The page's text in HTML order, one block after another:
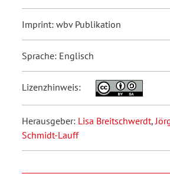
Imprint: wbv Publikation
Sprache: Englisch
Lizenzhinweis:
Herausgeber: Lisa Breitschwerdt,
Schmidt-Lauff